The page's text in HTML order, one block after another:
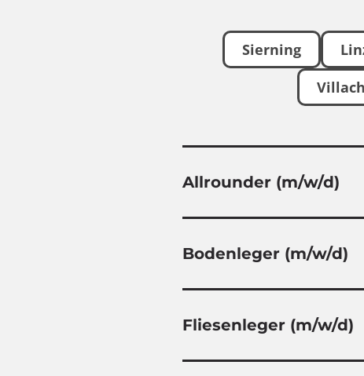
Sierning
Villach
Allrounder (m/w/d)
Bodenleger (m/w/d)
Fliesenleger (m/w/d)